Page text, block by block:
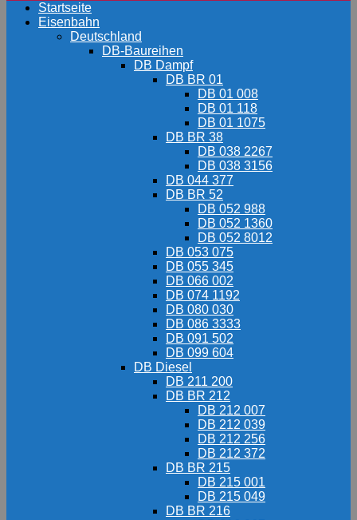
Startseite
Eisenbahn
Deutschland
DB-Baureihen
DB Dampf
DB BR 01
DB 01 008
DB 01 118
DB 01 1075
DB BR 38
DB 038 2267
DB 038 3156
DB 044 377
DB BR 52
DB 052 988
DB 052 1360
DB 052 8012
DB 053 075
DB 055 345
DB 066 002
DB 074 1192
DB 080 030
DB 086 3333
DB 091 502
DB 099 604
DB Diesel
DB 211 200
DB BR 212
DB 212 007
DB 212 039
DB 212 256
DB 212 372
DB BR 215
DB 215 001
DB 215 049
DB BR 216